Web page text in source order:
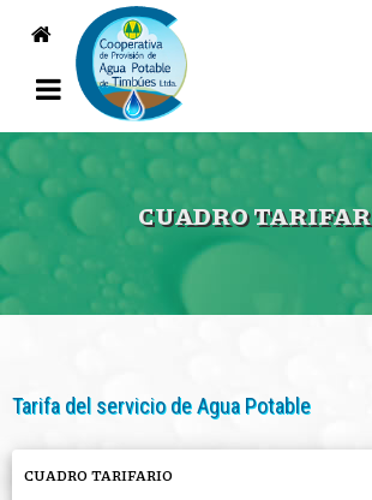
CUADRO
Tarifa del servicio de Agua Potable
CUADRO TARIFARIO